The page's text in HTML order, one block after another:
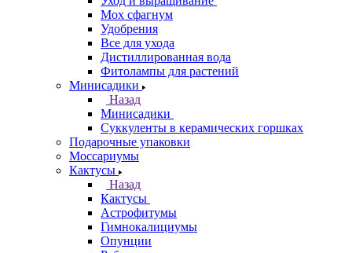
Мох сфагнум
Удобрения
Все для ухода
Дистиллированная вода
Фитолампы для растений
Минисадики
Назад
Минисадики
Суккуленты в керамических горшках
Подарочные упаковки
Моссариумы
Кактусы
Назад
Кактусы
Астрофитумы
Гимнокалициумы
Опунции